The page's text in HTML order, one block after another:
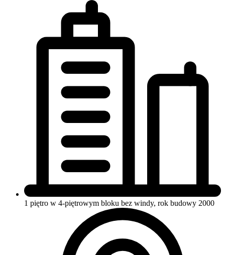
1 piętro w 4-piętrowym bloku bez windy, rok budowy 2000